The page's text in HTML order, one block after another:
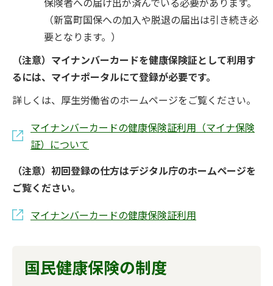
（新富町国保への加入や脱退の届出は引き続き必
要となります。）
（注意）マイナンバーカードを健康保険証として利用す
るには、マイナポータルにて登録が必要です。
詳しくは、厚生労働省のホームページをご覧ください。
マイナンバーカードの健康保険証利用（マイナ保険
証）について
（注意）初回登録の仕方はデジタル庁のホームページを
ご覧ください。
マイナンバーカードの健康保険証利用
国民健康保険の制度